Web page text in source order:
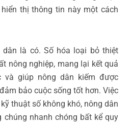
thị thông tin này một cách
dân là có. Số hóa loại bỏ thiệt
nông nghiệp, mang lại kết quả
giúp nông dân kiếm được
bảo cuộc sống tốt hơn. Việc
thuật số không khó, nông dân
nhanh chóng bất kể quy